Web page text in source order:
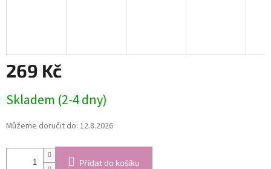
269 Kč
cena:
Skladem (2-4 dny)
Můžeme doručit do: 12.8.2026
Přidat do košíku